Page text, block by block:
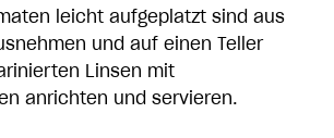
leicht aufgeplatzt sind aus
und auf einen Teller
Linsen mit
anrichten und servieren.